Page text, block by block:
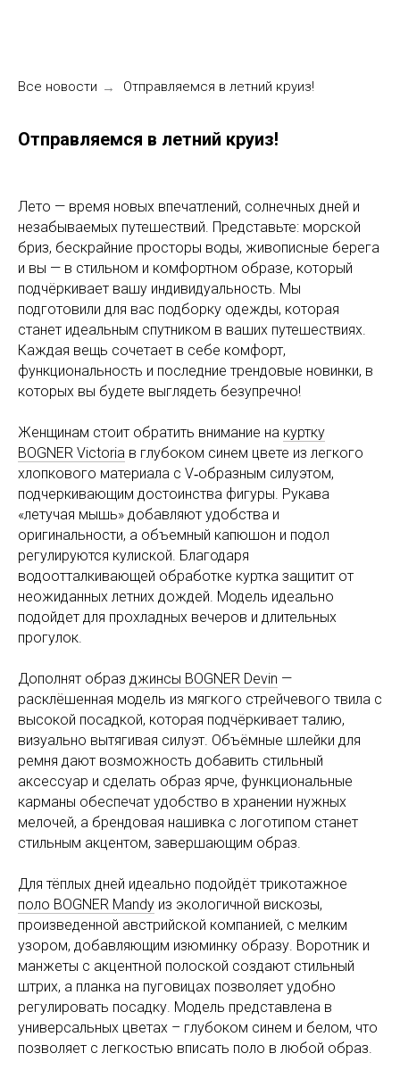
Все новости → Отправляемся в летний круиз!
Отправляемся в летний круиз!
Лето — время новых впечатлений, солнечных дней и
незабываемых путешествий. Представьте: морской
бриз, бескрайние просторы воды, живописные берега
и вы — в стильном и комфортном образе, который
подчёркивает вашу индивидуальность. Мы
подготовили для вас подборку одежды, которая
станет идеальным спутником в ваших путешествиях.
Каждая вещь сочетает в себе комфорт,
функциональность и последние трендовые новинки, в
которых вы будете выглядеть безупречно!
Женщинам стоит обратить внимание на куртку
BOGNER Victoria в глубоком синем цвете из легкого
хлопкового материала с V‑образным силуэтом,
подчеркивающим достоинства фигуры. Рукава
«летучая мышь» добавляют удобства и
оригинальности, а объемный капюшон и подол
регулируются кулиской. Благодаря
водоотталкивающей обработке куртка защитит от
неожиданных летних дождей. Модель идеально
подойдет для прохладных вечеров и длительных
прогулок.
Дополнят образ джинсы BOGNER Devin —
расклёшенная модель из мягкого стрейчевого твила с
высокой посадкой, которая подчёркивает талию,
визуально вытягивая силуэт. Объёмные шлейки для
ремня дают возможность добавить стильный
аксессуар и сделать образ ярче, функциональные
карманы обеспечат удобство в хранении нужных
мелочей, а брендовая нашивка с логотипом станет
стильным акцентом, завершающим образ.
Для тёплых дней идеально подойдёт трикотажное
поло BOGNER Mandy из экологичной вискозы,
произведенной австрийской компанией, с мелким
узором, добавляющим изюминку образу. Воротник и
манжеты с акцентной полоской создают стильный
штрих, а планка на пуговицах позволяет удобно
регулировать посадку. Модель представлена в
универсальных цветах – глубоком синем и белом, что
позволяет с легкостью вписать поло в любой образ.